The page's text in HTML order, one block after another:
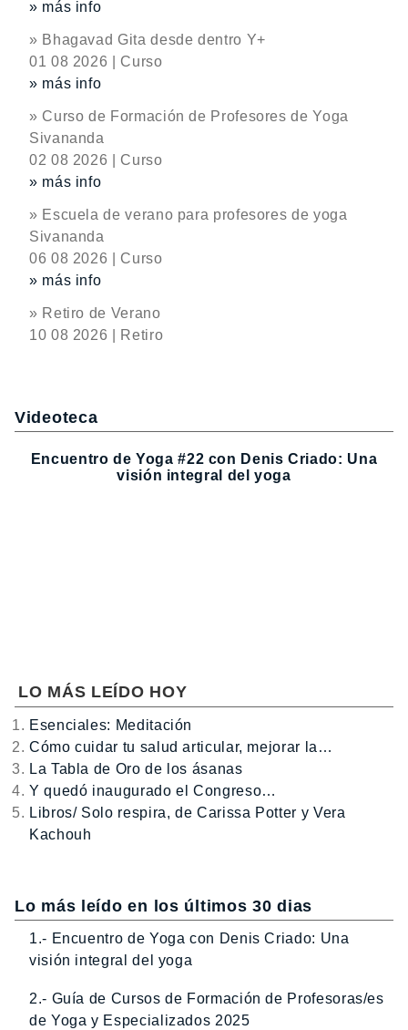
» más info
» Bhagavad Gita desde dentro Y+
01 08 2026 | Curso
» más info
» Curso de Formación de Profesores de Yoga
Sivananda
02 08 2026 | Curso
» más info
» Escuela de verano para profesores de yoga
Sivananda
06 08 2026 | Curso
» más info
» Retiro de Verano
10 08 2026 | Retiro
Videoteca
Encuentro de Yoga #22 con Denis Criado: Una
visión integral del yoga
LO MÁS LEÍDO HOY
Esenciales: Meditación
Cómo cuidar tu salud articular, mejorar la…
La Tabla de Oro de los ásanas
Y quedó inaugurado el Congreso…
Libros/ Solo respira, de Carissa Potter y Vera
Kachouh
Lo más leído en los últimos 30 dias
1.- Encuentro de Yoga con Denis Criado: Una
visión integral del yoga
2.- Guía de Cursos de Formación de Profesoras/es
de Yoga y Especializados 2025